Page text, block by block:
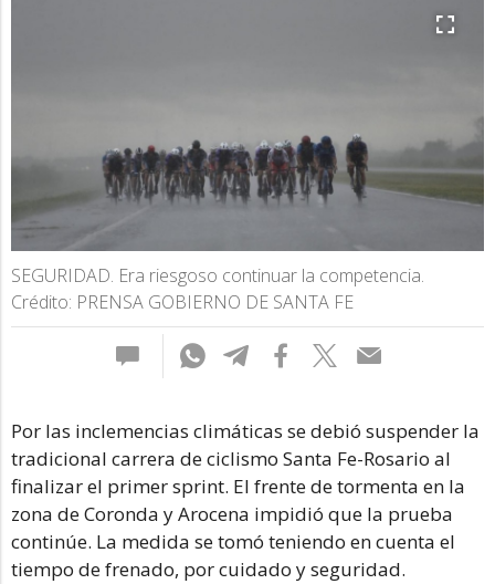
SEGURIDAD. Era riesgoso continuar la competencia.
Crédito: PRENSA GOBIERNO DE SANTA FE
Por las inclemencias climáticas se debió suspender la
tradicional carrera de ciclismo Santa Fe-Rosario al
finalizar el primer sprint. El frente de tormenta en la
zona de Coronda y Arocena impidió que la prueba
continúe. La medida se tomó teniendo en cuenta el
tiempo de frenado, por cuidado y seguridad.